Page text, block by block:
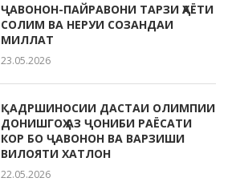
ҶАВОНОН-ПАЙРАВОНИ ТАРЗИ ҲАЁТИ
СОЛИМ ВА НЕРУИ СОЗАНДАИ
МИЛЛАТ
23.05.2026
ҚАДРШИНОСИИ ДАСТАИ ОЛИМПИИ
ДОНИШГОҲ АЗ ҶОНИБИ РАЁСАТИ
КОР БО ҶАВОНОН ВА ВАРЗИШИ
ВИЛОЯТИ ХАТЛОН
22.05.2026